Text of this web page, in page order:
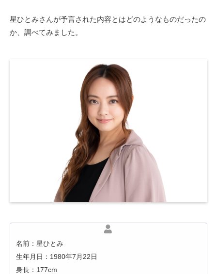
星ひとみさんが予言された内容とはどのようなものだったの
か、調べてみました。
名前：星ひとみ
生年月日：1980年7月22日
身長：177cm